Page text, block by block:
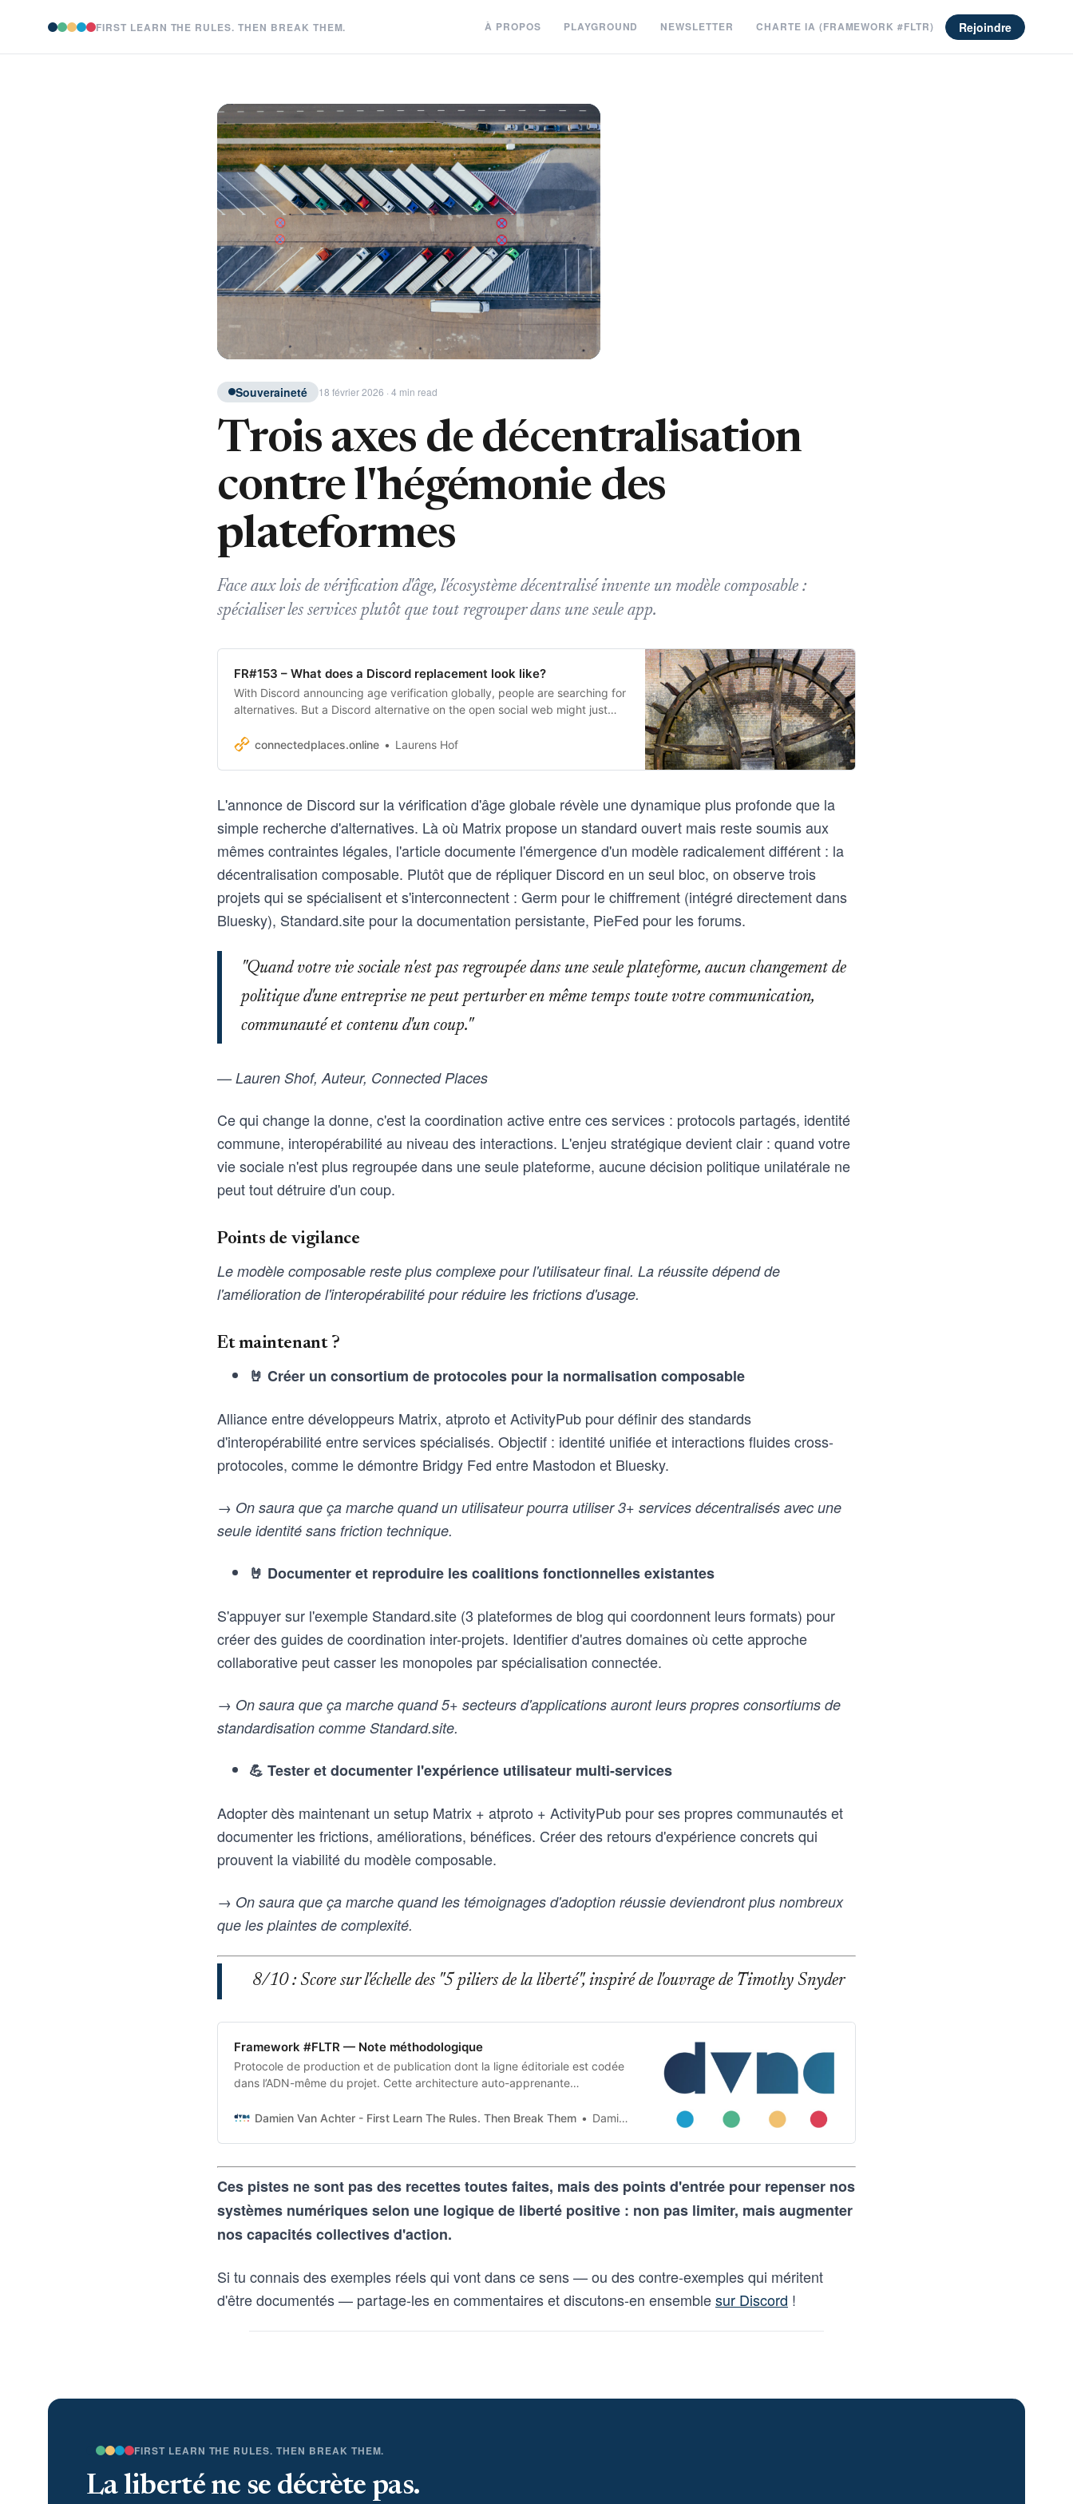
FIRST LEARN THE RULES. THEN BREAK THEM. À PROPOS PLAYGROUND NEWSLETTER CHARTE IA (FRAMEWORK #FLTR) Rejoindre
Souveraineté 18 février 2026 · 4 min read
Trois axes de décentralisation
contre l'hégémonie des
plateformes
Face aux lois de vérification d'âge, l'écosystème décentralisé invente un modèle composable :
spécialiser les services plutôt que tout regrouper dans une seule app.
FR#153 – What does a Discord replacement look like?
With Discord announcing age verification globally, people are searching for
alternatives. But a Discord alternative on the open social web might just
connectedplaces.online
Laurens Hof
L'annonce de Discord sur la vérification d'âge globale révèle une dynamique plus profonde que la
simple recherche d'alternatives. Là où Matrix propose un standard ouvert mais reste soumis aux
mêmes contraintes légales, l'article documente l'émergence d'un modèle radicalement différent : la
décentralisation composable. Plutôt que de répliquer Discord en un seul bloc, on observe trois
projets qui se spécialisent et s'interconnectent : Germ pour le chiffrement (intégré directement dans
Bluesky), Standard.site pour la documentation persistante, PieFed pour les forums.
"Quand votre vie sociale n'est pas regroupée dans une seule plateforme, aucun changement de
politique d'une entreprise ne peut perturber en même temps toute votre communication,
communauté et contenu d'un coup."
— Lauren Shof, Auteur, Connected Places
Ce qui change la donne, c'est la coordination active entre ces services : protocols partagés, identité
commune, interopérabilité au niveau des interactions. L'enjeu stratégique devient clair : quand votre
vie sociale n'est plus regroupée dans une seule plateforme, aucune décision politique unilatérale ne
peut tout détruire d'un coup.
Points de vigilance
Le modèle composable reste plus complexe pour l'utilisateur final. La réussite dépend de
l'amélioration de l'interopérabilité pour réduire les frictions d'usage.
Et maintenant ?
🤘 Créer un consortium de protocoles pour la normalisation composable
Alliance entre développeurs Matrix, atproto et ActivityPub pour définir des standards
d'interopérabilité entre services spécialisés. Objectif : identité unifiée et interactions fluides cross-
protocoles, comme le démontre Bridgy Fed entre Mastodon et Bluesky.
→ On saura que ça marche quand un utilisateur pourra utiliser 3+ services décentralisés avec une
seule identité sans friction technique.
🤘 Documenter et reproduire les coalitions fonctionnelles existantes
S'appuyer sur l'exemple Standard.site (3 plateformes de blog qui coordonnent leurs formats) pour
créer des guides de coordination inter-projets. Identifier d'autres domaines où cette approche
collaborative peut casser les monopoles par spécialisation connectée.
→ On saura que ça marche quand 5+ secteurs d'applications auront leurs propres consortiums de
standardisation comme Standard.site.
💪 Tester et documenter l'expérience utilisateur multi-services
Adopter dès maintenant un setup Matrix + atproto + ActivityPub pour ses propres communautés et
documenter les frictions, améliorations, bénéfices. Créer des retours d'expérience concrets qui
prouvent la viabilité du modèle composable.
→ On saura que ça marche quand les témoignages d'adoption réussie deviendront plus nombreux
que les plaintes de complexité.
8/10 : Score sur l'échelle des "5 piliers de la liberté", inspiré de l'ouvrage de Timothy Snyder
Framework #FLTR — Note méthodologique
Protocole de production et de publication dont la ligne éditoriale est codée
dans l’ADN-même du projet. Cette architecture auto-apprenante
aux outils d’intelligence artificielle qu’aux humains qui les entrainent, et
Damien Van Achter - First Learn The Rules. Then Break Them Damien Van Achter
Ces pistes ne sont pas des recettes toutes faites, mais des points d'entrée pour repenser nos
systèmes numériques selon une logique de liberté positive : non pas limiter, mais augmenter
nos capacités collectives d'action.
Si tu connais des exemples réels qui vont dans ce sens — ou des contre-exemples qui méritent
d'être documentés — partage-les en commentaires et discutons-en ensemblesur Discord !
FIRST LEARN THE RULES. THEN BREAK THEM.
La liberté ne se décrète pas.